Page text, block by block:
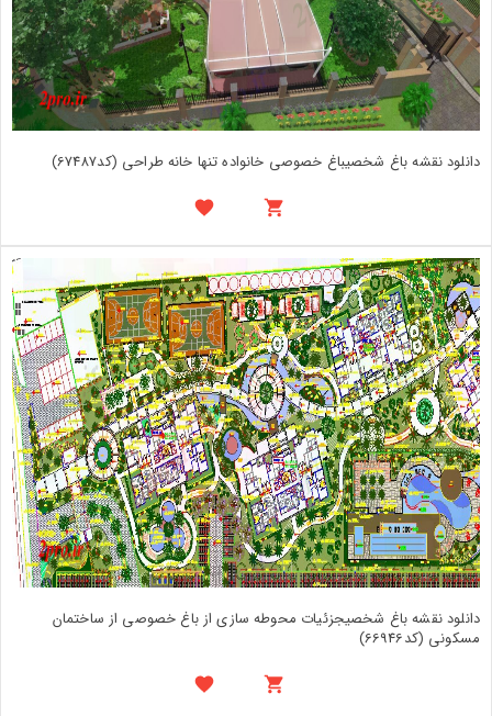
دانلود نقشه باغ شخصیباغ خصوصی خانواده تنها خانه طراحی (کد67487)
دانلود نقشه باغ شخصیجزئیات محوطه سازی از باغ خصوصی از ساختمان
مسکونی (کد66946)